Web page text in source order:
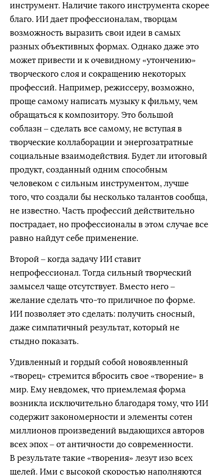
инструмент. Наличие такого инструмента скорее
благо. ИИ дает профессионалам, творцам
возможность выразить свои идеи в самых
разных объективных формах. Однако даже это
может привести и к очевидному «утончению»
творческого слоя и сокращению некоторых
профессий. Например, режиссеру, возможно,
проще самому написать музыку к фильму, чем
обращаться к композитору. Это большой
соблазн – сделать все самому, не вступая в
творческие коллаборации и энергозатратные
социальные взаимодействия. Будет ли итоговый
продукт, созданный одним способным
человеком с сильным инструментом, лучше
того, что создали бы несколько талантов сообща,
не известно. Часть профессий действительно
пострадает, но профессионалы в этом случае все
равно найдут себе применение.
Второй – когда задачу ИИ ставит
непрофессионал. Тогда сильный творческий
замысел чаще отсутствует. Вместо него –
желание сделать что-то приличное по форме.
ИИ позволяет это сделать: получить сносный,
даже симпатичный результат, который не
стыдно показать.
Удивленный и гордый собой новоявленный
«творец» стремится вбросить свое «творение» в
мир. Ему невдомек, что приемлемая форма
возникла исключительно благодаря тому, что ИИ
содержит закономерности и элементы сотен
миллионов произведений выдающихся авторов
всех эпох – от античности до современности.
В результате такие «творения» лезут изо всех
щелей. Ими с высокой скоростью наполняются